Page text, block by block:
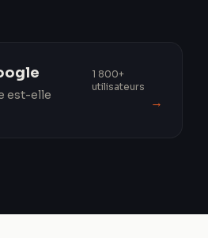
est-elle
1 800+
utilisateurs
→